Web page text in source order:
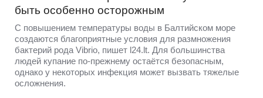
быть особенно осторожным
С повышением температуры воды в Балтийском море
создаются благоприятные условия для размножения
бактерий рода Vibrio, пишет l24.lt. Для большинства
людей купание по-прежнему остаётся безопасным,
однако у некоторых инфекция может вызвать тяжелые
осложнения.